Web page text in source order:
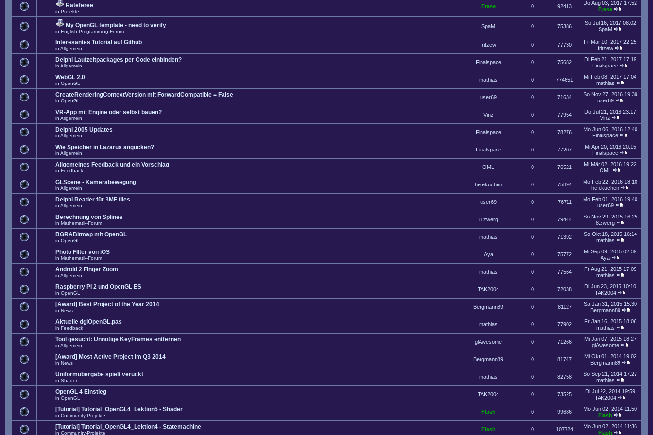
Rateferee
in Projekte
Frase 0 92413
Do Aug 03, 2017 17:52
Frase
My OpenGL template - need to verify
in English Programming Forum
SpaM 0 75386
So Jul 16, 2017 08:02
SpaM
Interesantes Tutorial auf Github
in Allgemein
fritzew 0 77730
Fr Mär 10, 2017 22:25
fritzew
Delphi Laufzeitpackages per Code einbinden?
in Allgemein
Finalspace 0 75682
Di Feb 21, 2017 17:19
Finalspace
WebGL 2.0
in OpenGL
mathias 0 774651
Mi Feb 08, 2017 17:04
mathias
CreateRenderingContextVersion mit ForwardCompatible = False
in OpenGL
user69 0 71634
So Nov 27, 2016 19:39
user69
VR-App mit Engine oder selbst bauen?
in Allgemein
Vinz 0 77954
Do Jul 21, 2016 23:17
Vinz
Delphi 2005 Updates
in Allgemein
Finalspace 0 78276
Mo Jun 06, 2016 12:40
Finalspace
Wie Speicher in Lazarus angucken?
in Allgemein
Finalspace 0 77207
Mi Apr 20, 2016 20:15
Finalspace
Allgemeines Feedback und ein Vorschlag
in Feedback
OML 0 76521
Mi Mär 02, 2016 19:22
OML
GLScene - Kamerabewegung
in Allgemein
hefekuchen 0 75894
Mo Feb 22, 2016 18:10
hefekuchen
Delphi Reader für 3MF files
in Allgemein
user69 0 76711
Mo Feb 01, 2016 19:40
user69
Berechnung von Splines
in Mathematik-Forum
8.zwerg 0 79444
So Nov 29, 2015 16:25
8.zwerg
BGRABitmap mit OpenGL
in OpenGL
mathias 0 71392
So Okt 18, 2015 16:14
mathias
Photo FIlter von iOS
in Mathematik-Forum
Aya 0 75772
Mi Sep 09, 2015 02:39
Aya
Android 2 Finger Zoom
in Allgemein
mathias 0 77564
Fr Aug 21, 2015 17:09
mathias
Raspberry PI 2 und OpenGL ES
in OpenGL
TAK2004 0 72038
Di Jun 23, 2015 10:10
TAK2004
[Award] Best Project of the Year 2014
in News
Bergmann89 0 81127
Sa Jan 31, 2015 15:30
Bergmann89
Aktuelle dglOpenGL.pas
in Feedback
mathias 0 77902
Fr Jan 16, 2015 18:06
mathias
Tool gesucht: Unnötige KeyFrames entfernen
in Allgemein
glAwesome 0 71266
Mi Jan 07, 2015 18:27
glAwesome
[Award] Most Active Project im Q3 2014
in News
Bergmann89 0 81747
Mi Okt 01, 2014 19:02
Bergmann89
Uniformübergabe spielt verückt
in Shader
mathias 0 82758
So Sep 21, 2014 17:27
mathias
OpenGL 4 Einstieg
in OpenGL
TAK2004 0 73525
Di Jul 22, 2014 19:59
TAK2004
[Tutorial] Tutorial_OpenGL4_Lektion5 - Shader
in Community-Projekte
Flash 0 99686
Mo Jun 02, 2014 11:50
Flash
[Tutorial] Tutorial_OpenGL4_Lektion4 - Statemachine
in Community-Projekte
Flash 0 107724
Mo Jun 02, 2014 11:36
Flash